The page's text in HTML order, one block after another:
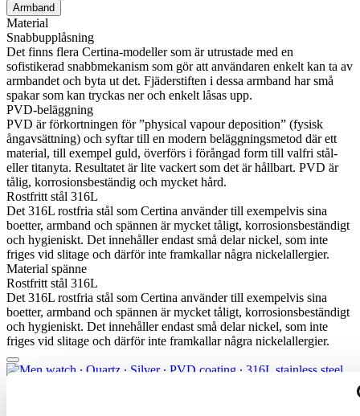
Armband
Material
Snabbupplåsning
Det finns flera Certina-modeller som är utrustade med en
sofistikerad snabbmekanism som gör att användaren enkelt kan ta av
armbandet och byta ut det. Fjäderstiften i dessa armband har små
spakar som kan tryckas ner och enkelt låsas upp.
PVD-beläggning
PVD är förkortningen för ”physical vapour deposition” (fysisk
ångavsättning) och syftar till en modern beläggningsmetod där ett
material, till exempel guld, överförs i förångad form till valfri stål-
eller titanyta. Resultatet är lite vackert som det är hållbart. PVD är
tålig, korrosionsbeständig och mycket hård.
Rostfritt stål 316L
Det 316L rostfria stål som Certina använder till exempelvis sina
boetter, armband och spännen är mycket tåligt, korrosionsbeständigt
och hygieniskt. Det innehåller endast små delar nickel, som inte
friges vid slitage och därför inte framkallar några nickelallergier.
Material spänne
Rostfritt stål 316L
Det 316L rostfria stål som Certina använder till exempelvis sina
boetter, armband och spännen är mycket tåligt, korrosionsbeständigt
och hygieniskt. Det innehåller endast små delar nickel, som inte
friges vid slitage och därför inte framkallar några nickelallergier.